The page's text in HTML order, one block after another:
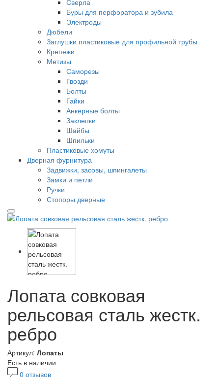
Сверла
Буры для перфоратора и зубила
Электроды
Дюбели
Заглушки пластиковые для профильной трубы
Крепежи
Метизы
Саморезы
Гвозди
Болты
Гайки
Анкерные болты
Заклепки
Шайбы
Шпильки
Пластиковые хомуты
Дверная фурнитура
Задвижки, засовы, шпингалеты
Замки и петли
Ручки
Стопоры дверные
Лопата совковая
рельсовая сталь жестк.
ребро
Артикул: Лопаты
Есть в наличии
0 отзывов